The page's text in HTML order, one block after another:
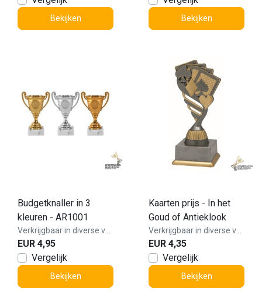
Bekijken Bekijken
Budgetknaller in 3
kleuren - AR1001
EUR 4,95
Vergelijk
Bekijken
Kaarten prijs - In het
Goud of Antieklook
EUR 4,35
Vergelijk
Bekijken